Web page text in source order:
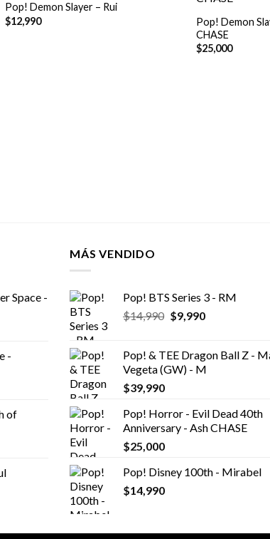
Pop! Demon Slayer – Rui
$12,990
Pop! Demon
CHASE
$25,000
Space -
-
of
MÁS VENDIDO
Pop! BTS Series 3 - RM
$14,990 El
era:
$14,990.
$9,990El
es:
$9,990.
Pop! & TEE Dragon Ball Z -
Vegeta (GW) - M
$39,990
Pop! Horror - Evil Dead 40th
Anniversary - Ash CHASE
$25,000
Pop! Disney 100th - Mirabel
$14,990